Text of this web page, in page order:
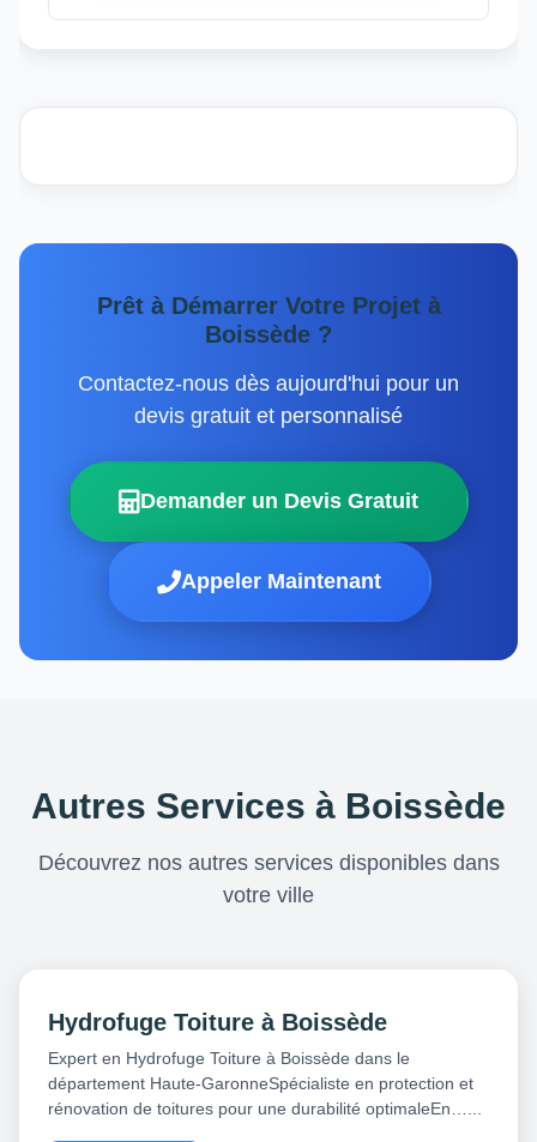
Prêt à Démarrer Votre Projet à
Boissède ?
Contactez-nous dès aujourd'hui pour un
devis gratuit et personnalisé
Demander un Devis Gratuit
Appeler Maintenant
Autres Services à Boissède
Découvrez nos autres services disponibles dans
votre ville
Hydrofuge Toiture à Boissède
Expert en Hydrofuge Toiture à Boissède dans le
département Haute-GaronneSpécialiste en protection et
rénovation de toitures pour une durabilité optimaleEn…...